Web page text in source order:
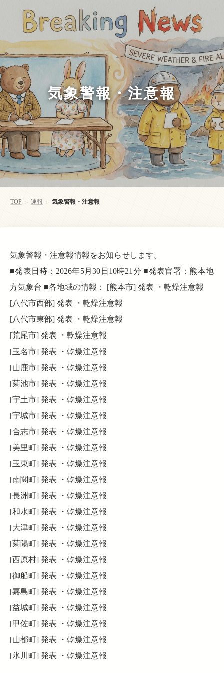
気象警報・注意報
TOP > 速報 > 気象警報・注意報
気象警報・注意報情報をお知らせします。
■発表日時：2026年5月30日10時21分 ■発表官署：熊本地
方気象台 ■各地域の情報： [熊本市] 発表 ・乾燥注意報
[八代市西部] 発表 ・乾燥注意報
[八代市東部] 発表 ・乾燥注意報
[荒尾市] 発表 ・乾燥注意報
[玉名市] 発表 ・乾燥注意報
[山鹿市] 発表 ・乾燥注意報
[菊池市] 発表 ・乾燥注意報
[宇土市] 発表 ・乾燥注意報
[宇城市] 発表 ・乾燥注意報
[合志市] 発表 ・乾燥注意報
[美里町] 発表 ・乾燥注意報
[玉東町] 発表 ・乾燥注意報
[南関町] 発表 ・乾燥注意報
[長洲町] 発表 ・乾燥注意報
[和水町] 発表 ・乾燥注意報
[大津町] 発表 ・乾燥注意報
[菊陽町] 発表 ・乾燥注意報
[西原村] 発表 ・乾燥注意報
[御船町] 発表 ・乾燥注意報
[嘉島町] 発表 ・乾燥注意報
[益城町] 発表 ・乾燥注意報
[甲佐町] 発表 ・乾燥注意報
[山都町] 発表 ・乾燥注意報
[氷川町] 発表 ・乾燥注意報